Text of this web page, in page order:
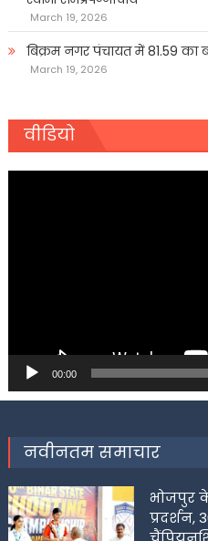
March 19, 2026
बिक्रम नगर पंचायत में 81.59 का
March 19, 2026
वीडियो
00:00
नवीनतम समाचार
भोजपुर
प्रदर्शन,